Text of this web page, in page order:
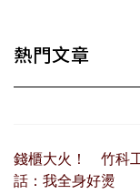
熱門文章
錢櫃大火！ 竹科
話：我全身好燙